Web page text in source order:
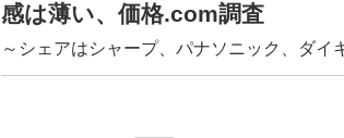
感は薄い、価格.com調査
～シェアはシャープ、パナソニック、ダイ